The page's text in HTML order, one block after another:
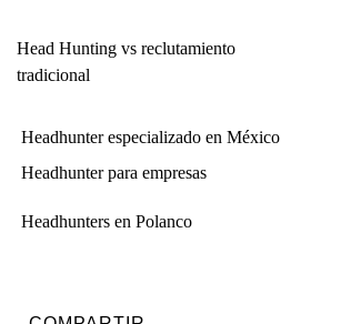
Head Hunting vs reclutamiento
tradicional
Headhunter especializado en México
Headhunter para empresas
Headhunters en Polanco